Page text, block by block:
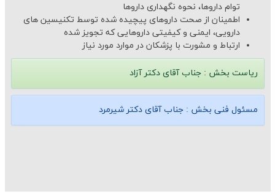
توام داروها، نحوه نگهداری داروها
اطمینان از صحت داروهای پیچیده شده توسط تکنیسین های
دارویی، ایمنی و کیفیتی داروهایی که تجویز شده
ارتباط و مشورت با پزشکان در موارد مورد نیاز
ریاست بخش : جناب آقای دكتر آزاد
مسئول فنی بخش : جناب آقای دكتر شیرمرد